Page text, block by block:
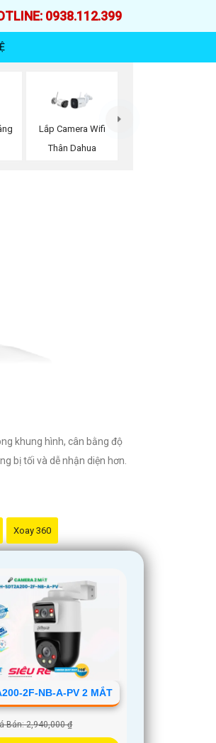
0938.112.399
Lắp Camera Wifi
Thân Dahua
khung hình, cân bằng độ
bị tối và dễ nhận diện hơn.
Xoay 360
2F-NB-A-PV 2 MẮT
Bán: 2,940,000 ₫